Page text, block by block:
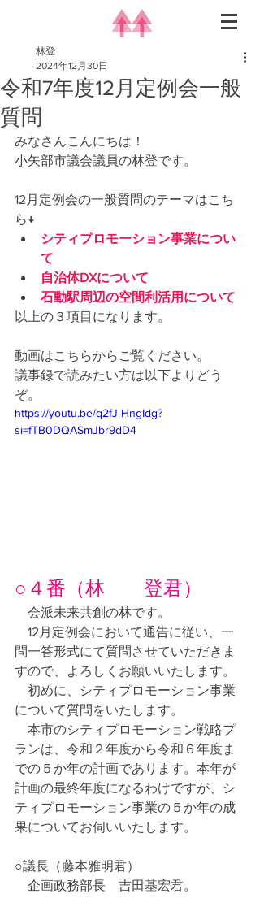
令和7年度12月定例会一般
質問
林登
2024年12月30日
みなさんこんにちは！
小矢部市議会議員の林登です。
12月定例会の一般質問のテーマはこち
ら↓
シティプロモーション事業につい
て
自治体DXについて
石動駅周辺の空間利活用について
以上の３項目になります。
動画はこちらからご覧ください。
議事録で読みたい方は以下よりどう
ぞ。
https://youtu.be/q2fJ-HngIdg?
si=fTB0DQASmJbr9dD4
○４番（林　　登君）
会派未来共創の林です。
12月定例会において通告に従い、一
問一答形式にて質問させていただきま
すので、よろしくお願いいたします。
初めに、シティプロモーション事業
について質問をいたします。
本市のシティプロモーション戦略プ
ランは、令和２年度から令和６年度ま
での５か年の計画であります。本年が
計画の最終年度になるわけですが、シ
ティプロモーション事業の５か年の成
果についてお伺いいたします。
○議長（藤本雅明君）
企画政務部長　吉田基宏君。